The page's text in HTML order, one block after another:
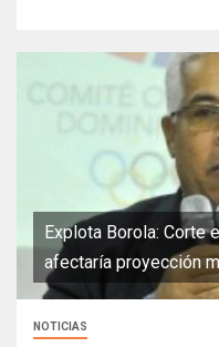
Explota Borola: Corte
afectaría proyección
NOTICIAS